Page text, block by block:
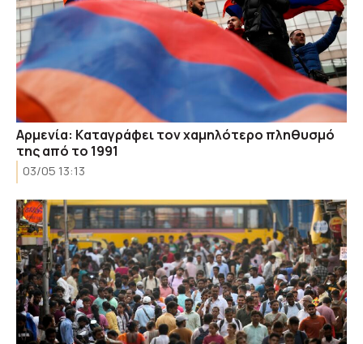
Αρμενία: Kαταγράφει τον χαμηλότερο πληθυσμό
της από το 1991
03/05 13:13